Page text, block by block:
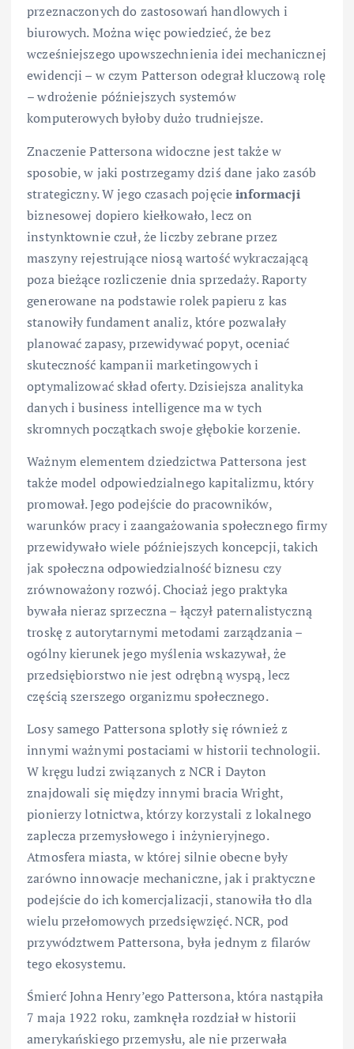
przeznaczonych do zastosowań handlowych i
biurowych. Można więc powiedzieć, że bez
wcześniejszego upowszechnienia idei mechanicznej
ewidencji – w czym Patterson odegrał kluczową rolę
– wdrożenie późniejszych systemów
komputerowych byłoby dużo trudniejsze.
Znaczenie Pattersona widoczne jest także w
sposobie, w jaki postrzegamy dziś dane jako zasób
strategiczny. W jego czasach pojęcieinformacji
biznesowej dopiero kiełkowało, lecz on
instynktownie czuł, że liczby zebrane przez
maszyny rejestrujące niosą wartość wykraczającą
poza bieżące rozliczenie dnia sprzedaży. Raporty
generowane na podstawie rolek papieru z kas
stanowiły fundament analiz, które pozwalały
planować zapasy, przewidywać popyt, oceniać
skuteczność kampanii marketingowych i
optymalizować skład oferty. Dzisiejsza analityka
danych i business intelligence ma w tych
skromnych początkach swoje głębokie korzenie.
Ważnym elementem dziedzictwa Pattersona jest
także model odpowiedzialnego kapitalizmu, który
promował. Jego podejście do pracowników,
warunków pracy i zaangażowania społecznego firmy
przewidywało wiele późniejszych koncepcji, takich
jak społeczna odpowiedzialność biznesu czy
zrównoważony rozwój. Chociaż jego praktyka
bywała nieraz sprzeczna – łączył paternalistyczną
troskę z autorytarnymi metodami zarządzania –
ogólny kierunek jego myślenia wskazywał, że
przedsiębiorstwo nie jest odrębną wyspą, lecz
częścią szerszego organizmu społecznego.
Losy samego Pattersona splotły się również z
innymi ważnymi postaciami w historii technologii.
W kręgu ludzi związanych z NCR i Dayton
znajdowali się między innymi bracia Wright,
pionierzy lotnictwa, którzy korzystali z lokalnego
zaplecza przemysłowego i inżynieryjnego.
Atmosfera miasta, w której silnie obecne były
zarówno innowacje mechaniczne, jak i praktyczne
podejście do ich komercjalizacji, stanowiła tło dla
wielu przełomowych przedsięwzięć. NCR, pod
przywództwem Pattersona, była jednym z filarów
tego ekosystemu.
Śmierć Johna Henry’ego Pattersona, która nastąpiła
7 maja 1922 roku, zamknęła rozdział w historii
amerykańskiego przemysłu, ale nie przerwała